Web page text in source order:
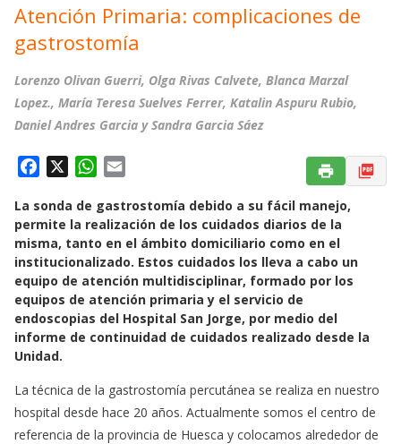
Atención Primaria: complicaciones de
gastrostomía
Lorenzo Olivan Guerri, Olga Rivas Calvete, Blanca Marzal
Lopez., María Teresa Suelves Ferrer, Katalin Aspuru Rubio,
Daniel Andres Garcia y Sandra Garcia Sáez
c
e
b
o
o
k
W
a
t
s
A
p
p
a
i
l
La sonda de gastrostomía debido a su fácil manejo,
permite la realización de los cuidados diarios de la
misma, tanto en el ámbito domiciliario como en el
institucionalizado. Estos cuidados los lleva a cabo un
equipo de atención multidisciplinar, formado por los
equipos de atención primaria y el servicio de
endoscopias del Hospital San Jorge, por medio del
informe de continuidad de cuidados realizado desde la
Unidad.
La técnica de la gastrostomía percutánea se realiza en nuestro
hospital desde hace 20 años. Actualmente somos el centro de
referencia de la provincia de Huesca y colocamos alrededor de